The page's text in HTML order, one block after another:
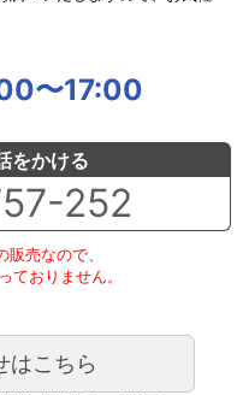
〜17:00
をかける
252
売なので、
ておりません。
はこちら